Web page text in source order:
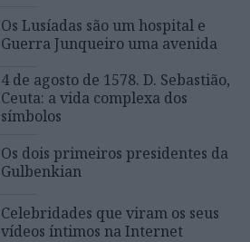
Os Lusíadas são um hospital e
Guerra Junqueiro uma avenida
4 de agosto de 1578. D. Sebastião,
Ceuta: a vida complexa dos
símbolos
Os dois primeiros presidentes da
Gulbenkian
Celebridades que viram os seus
vídeos íntimos na Internet